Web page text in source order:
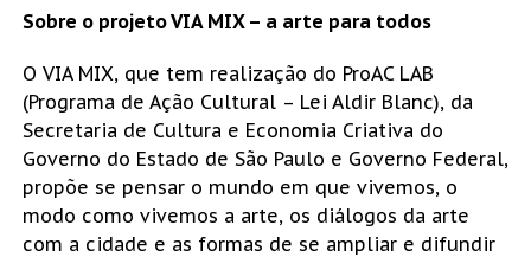
Sobre o projeto VIA MIX – a arte para todos
O VIA MIX, que tem realização do ProAC LAB
(Programa de Ação Cultural – Lei Aldir Blanc), da
Secretaria de Cultura e Economia Criativa do
Governo do Estado de São Paulo e Governo Federal,
propõe se pensar o mundo em que vivemos, o
modo como vivemos a arte, os diálogos da arte
com a cidade e as formas de se ampliar e difundir